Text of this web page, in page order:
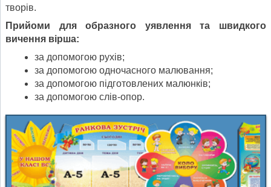
творів.
Прийоми для образного уявлення та швидкого
вичення вірша:
за допомогою рухів;
за допомогою одночасного малювання;
за допомогою підготовлених малюнків;
за допомогою слів-опор.